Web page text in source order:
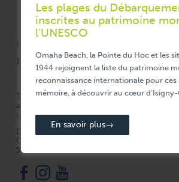
ISIGNY-OMAHA INTERCOM
1336, route de Balleroy 14330 LE MOLAY-
Tél. 02 31 21 42 27
accueil@isigny-omaha-intercom.fr
HORAIRES
Du lundi au vendredi
Ouverture au public de 9 h à 13 h
Standard téléphonique de 14 h à 17 h
Les plages du
inscrites au patrimoine
l'UNESCO
Omaha Beach, la Pointe du Hoc et les
1944 rejoignent la liste du patrimoine
reconnaissance internationale pour ces
mémoire, à découvrir au cœur d'Isigny-
En savoir plus→